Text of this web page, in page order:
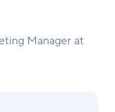
Manager at